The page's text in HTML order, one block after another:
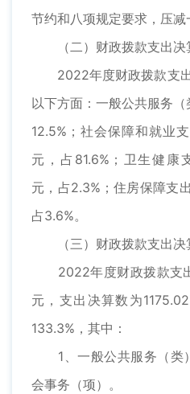
节约和八项规定要求，压减
（二）财政拨款支出决
2022年度财政拨款支出
以下方面：一般公共服务
12.5%；社会保障和就业
元，占81.6%；卫生健康
元，占2.3%；住房保障支
占3.6%。
（三）财政拨款支出决
2022年度财政拨款支
元，支出决算数为
133.3%，其中：
1、一般公共服务（类
会事务（项）。